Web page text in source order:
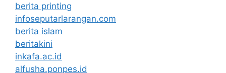
berita printing
infoseputarlarangan.com
berita islam
beritakini
inkafa.ac.id
alfusha.ponpes.id